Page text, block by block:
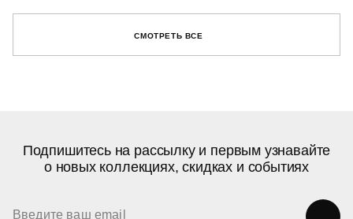
СМОТРЕТЬ ВСЕ
Подпишитесь на рассылку и первым узнавайте
о новых коллекциях, скидках и событиях